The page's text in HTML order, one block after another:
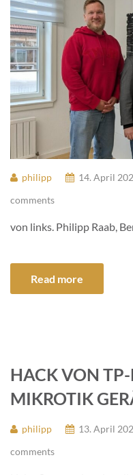
philipp 14. April
comments
von links. Philipp Raab,
Read more
HACK VON
MIKROTIK
philipp 13. April
comments